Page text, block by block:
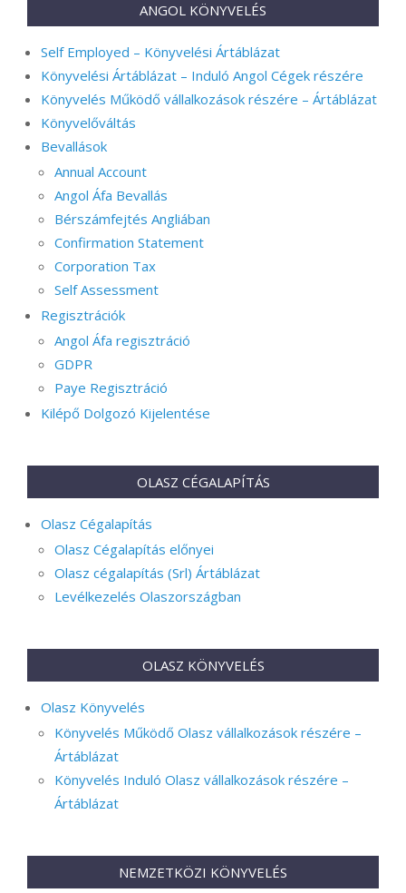
ANGOL KÖNYVELÉS
Self Employed – Könyvelési Ártáblázat
Könyvelési Ártáblázat – Induló Angol Cégek részére
Könyvelés Működő vállalkozások részére – Ártáblázat
Könyvelőváltás
Bevallások
Annual Account
Angol Áfa Bevallás
Bérszámfejtés Angliában
Confirmation Statement
Corporation Tax
Self Assessment
Regisztrációk
Angol Áfa regisztráció
GDPR
Paye Regisztráció
Kilépő Dolgozó Kijelentése
OLASZ CÉGALAPÍTÁS
Olasz Cégalapítás
Olasz Cégalapítás előnyei
Olasz cégalapítás (Srl) Ártáblázat
Levélkezelés Olaszországban
OLASZ KÖNYVELÉS
Olasz Könyvelés
Könyvelés Működő Olasz vállalkozások részére –
Ártáblázat
Könyvelés Induló Olasz vállalkozások részére –
Ártáblázat
NEMZETKÖZI KÖNYVELÉS